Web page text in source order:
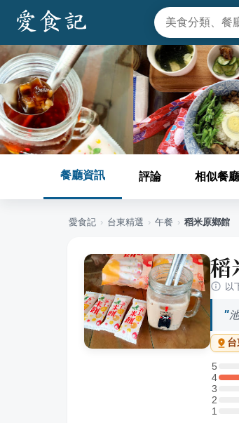
餐廳資訊 評論 相似餐廳
愛食記 › 台東精選 › 午餐 › 稻米原鄉館
稻
以
台
5
5 星
4
4 星
3
3 星
2
2 星
11 星